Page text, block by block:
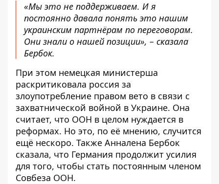
«Мы это не поддерживаем. И я
постоянно давала понять это нашим
украинским партнёрам по переговорам.
Они знали о нашей позиции», – сказала
Бербок.
При этом немецкая министерша
раскритиковала россия за
злоупотребление правом вето в связи с
захватнической войной в Украине. Она
считает, что ООН в целом нуждается в
реформах. Но это, по её мнению, случится
ещё нескоро. Также Анналена Бербок
сказала, что Германия продолжит усилия
для того, чтобы стать постоянным членом
Совбеза ООН.